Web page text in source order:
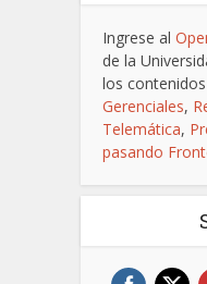
Ingrese al
de la
los
Gerenciales,
Telemática,
pasando